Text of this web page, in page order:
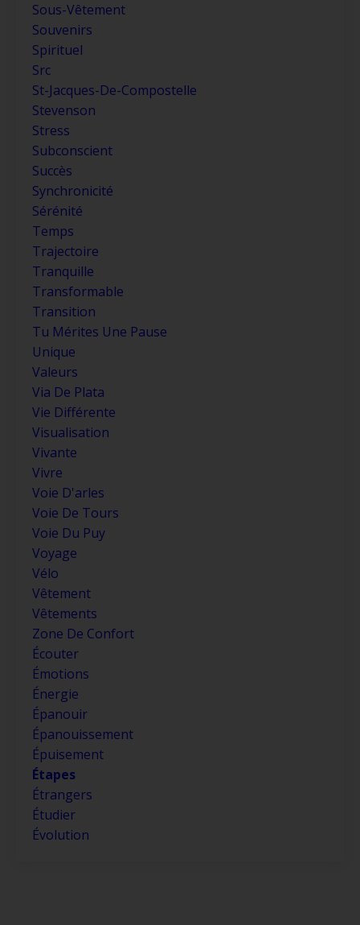
Sous-Vêtement
Souvenirs
Spirituel
Src
St-Jacques-De-Compostelle
Stevenson
Stress
Subconscient
Succès
Synchronicité
Sérénité
Temps
Trajectoire
Tranquille
Transformable
Transition
Tu Mérites Une Pause
Unique
Valeurs
Via De Plata
Vie Différente
Visualisation
Vivante
Vivre
Voie D'arles
Voie De Tours
Voie Du Puy
Voyage
Vélo
Vêtement
Vêtements
Zone De Confort
Écouter
Émotions
Énergie
Épanouir
Épanouissement
Épuisement
Étapes
Étrangers
Étudier
Évolution